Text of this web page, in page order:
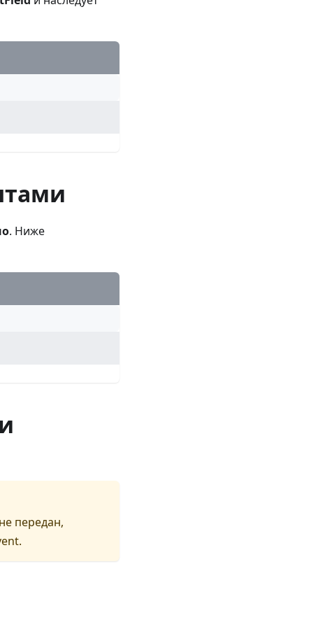
. Ниже
передан,